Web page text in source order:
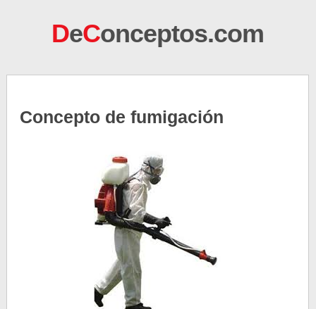
DeConceptos.com
Concepto de fumigación